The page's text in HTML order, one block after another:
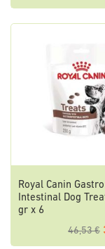
Royal Canin Gastro
Intestinal Dog
gr x 6
46,53 €